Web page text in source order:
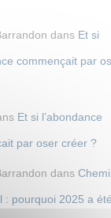
dans Et si
commençait par
Et si l’abondance
par oser créer ?
dans
: pourquoi 2025 a